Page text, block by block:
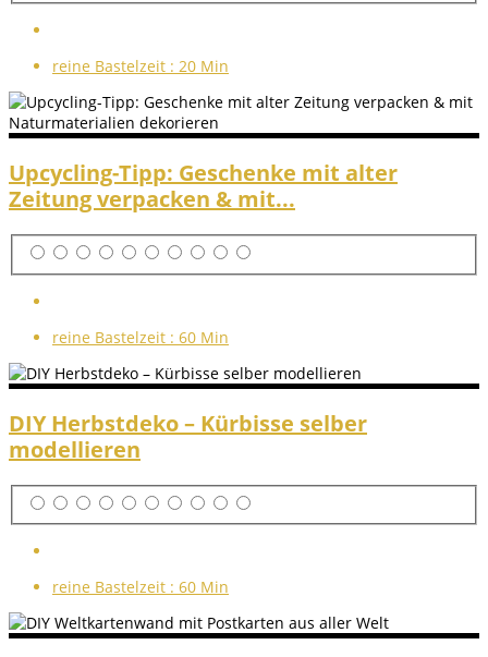
reine Bastelzeit : 20 Min
Upcycling-Tipp: Geschenke mit alter
Zeitung verpacken & mit...
reine Bastelzeit : 60 Min
DIY Herbstdeko – Kürbisse selber
modellieren
reine Bastelzeit : 60 Min